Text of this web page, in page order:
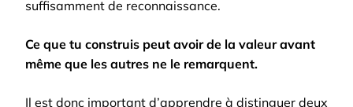
suffisamment de reconnaissance.
Ce que tu construis peut avoir de la valeur avant
même que les autres ne le remarquent.
Il est donc important d’apprendre à distinguer deux